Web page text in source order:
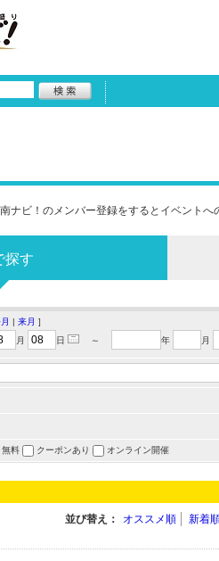
ナビ！のメンバー登録をするとイベント
探す
| 来月 ]
月 日 ～ 年 月
無料 クーポンあり オンライン開催
並び替え： オススメ順 新着